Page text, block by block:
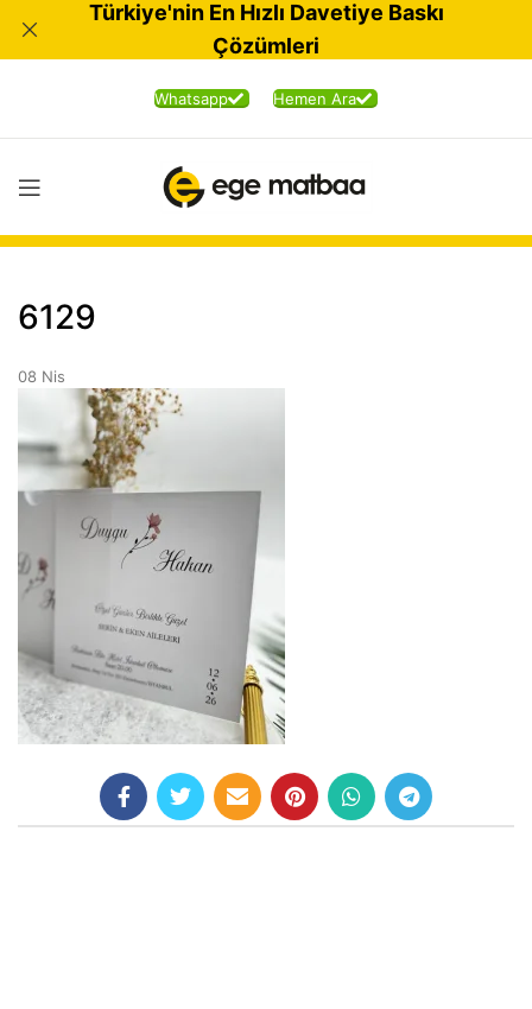
Whatsapp Hemen Ara
6129
08 Nis
Türkiye'nin En Hızlı Davetiye Baskı
Çözümleri